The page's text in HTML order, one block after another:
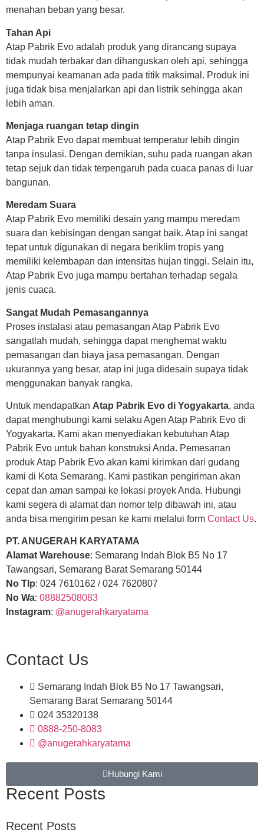
menahan beban yang besar.
Tahan Api
Atap Pabrik Evo adalah produk yang dirancang supaya
tidak mudah terbakar dan dihanguskan oleh api, sehingga
mempunyai keamanan ada pada titik maksimal. Produk ini
juga tidak bisa menjalarkan api dan listrik sehingga akan
lebih aman.
Menjaga ruangan tetap dingin
Atap Pabrik Evo dapat membuat temperatur lebih dingin
tanpa insulasi. Dengan demikian, suhu pada ruangan akan
tetap sejuk dan tidak terpengaruh pada cuaca panas di luar
bangunan.
Meredam Suara
Atap Pabrik Evo memiliki desain yang mampu meredam
suara dan kebisingan dengan sangat baik. Atap ini sangat
tepat untuk digunakan di negara beriklim tropis yang
memiliki kelembapan dan intensitas hujan tinggi. Selain itu,
Atap Pabrik Evo juga mampu bertahan terhadap segala
jenis cuaca.
Sangat Mudah Pemasangannya
Proses instalasi atau pemasangan Atap Pabrik Evo
sangatlah mudah, sehingga dapat menghemat waktu
pemasangan dan biaya jasa pemasangan. Dengan
ukurannya yang besar, atap ini juga didesain supaya tidak
menggunakan banyak rangka.
Untuk mendapatkan Atap Pabrik Evo di Yogyakarta, anda
dapat menghubungi kami selaku Agen Atap Pabrik Evo di
Yogyakarta. Kami akan menyediakan kebutuhan Atap
Pabrik Evo untuk bahan konstruksi Anda. Pemesanan
produk Atap Pabrik Evo akan kami kirimkan dari gudang
kami di Kota Semarang. Kami pastikan pengiriman akan
cepat dan aman sampai ke lokasi proyek Anda. Hubungi
kami segera di alamat dan nomor telp dibawah ini, atau
anda bisa mengirim pesan ke kami melalui form Contact Us.
PT. ANUGERAH KARYATAMA
Alamat Warehouse: Semarang Indah Blok B5 No 17
Tawangsari, Semarang Barat Semarang 50144
No Tlp: 024 7610162 / 024 7620807
No Wa: 08882508083
Instagram: @anugerahkaryatama
Contact Us
Semarang Indah Blok B5 No 17 Tawangsari,
Semarang Barat Semarang 50144
024 35320138
0888-250-8083
@anugerahkaryatama
Hubungi Kami
Recent Posts
Recent Posts